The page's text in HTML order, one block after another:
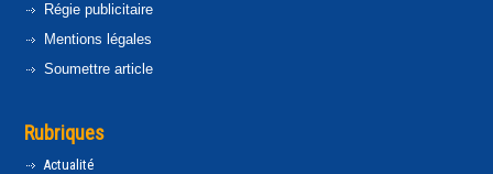
Régie publicitaire
Mentions légales
Soumettre article
Rubriques
Actualité